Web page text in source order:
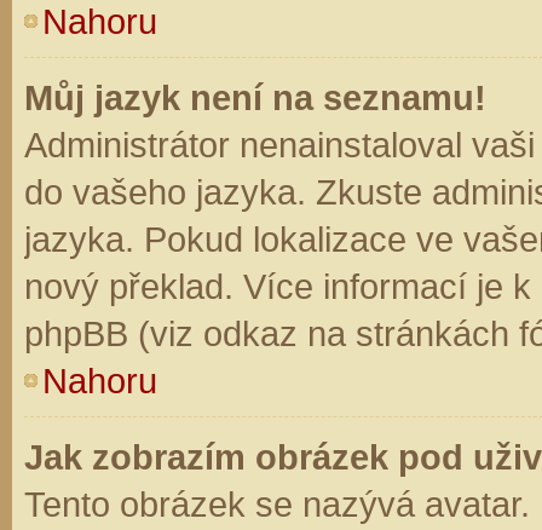
Nahoru
Můj jazyk není na seznamu!
Administrátor nenainstaloval
do vašeho jazyka. Zkuste
jazyka. Pokud lokalizace ve
nový překlad. Více informací je
phpBB (viz odkaz na stránkách
Nahoru
Jak zobrazím obrázek pod
Tento obrázek se nazývá